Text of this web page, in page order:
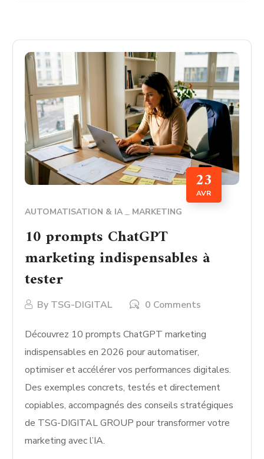
23
AVR
AUTOMATISATION & IA MARKETING
10 prompts ChatGPT
marketing indispensables à
tester
By TSG-DIGITAL 0 Comments
Découvrez 10 prompts ChatGPT marketing
indispensables en 2026 pour automatiser,
optimiser et accélérer vos performances digitales.
Des exemples concrets, testés et directement
copiables, accompagnés des conseils stratégiques
de TSG-DIGITAL GROUP pour transformer votre
marketing avec l’IA.